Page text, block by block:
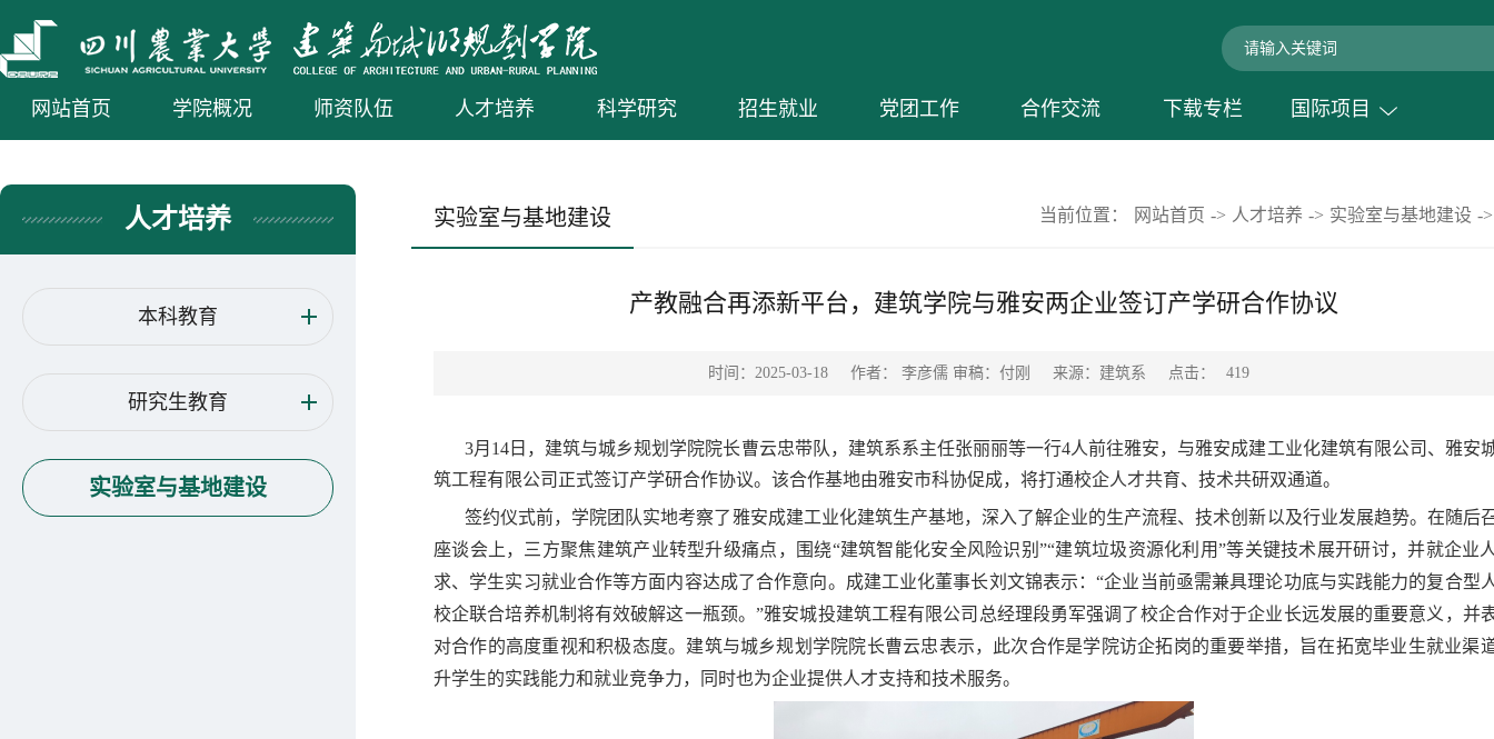
网站首页 学院概况 师资队伍 人才培养 科学研究 招生就业 党团工作 合作交流 下载专栏 国际项目
人才培养
本科教育
研究生教育
实验室与基地建设
实验室与基地建设 当前位置： 网站首页 -> 人才培养 -> 实验室与基地建设 ->
产教融合再添新平台，建筑学院与雅安两企业签订产学研合作协议
时间：2025-03-18 作者： 李彦儒 审稿：付刚 来源：建筑系 点击： 419
3月14日，建筑与城乡规划学院院长曹云忠带队，建筑系系主任张丽丽等一行4人前往雅安，与雅安成建工业化建筑有限公司、雅安
筑工程有限公司正式签订产学研合作协议。该合作基地由雅安市科协促成，将打通校企人才共育、技术共研双通道。
签约仪式前，学院团队实地考察了雅安成建工业化建筑生产基地，深入了解企业的生产流程、技术创新以及行业发展趋势。在随后
座谈会上，三方聚焦建筑产业转型升级痛点，围绕“建筑智能化安全风险识别”“建筑垃圾资源化利用”等关键技术展开研讨，并就企业
求、 学生实习就业合作等方面内容达成了合作意向。成建工业化董事长刘文锦表示：“企业当前亟需兼具理论功底与实践能力的复合型
校企联合培养机制将有效破解这一瓶颈。”雅安城投建筑工程有限公司总经理段勇军强调了校企合作对于企业长远发展的重要意义，并
对合作的高度重视和积极态度。建筑与城乡规划学院院长曹云忠表示，此次合作是学院访企拓岗的重要举措，旨在拓宽毕业生就业渠
升学生的实践能力和就业竞争力，同时也为企业提供人才支持和技术服务。